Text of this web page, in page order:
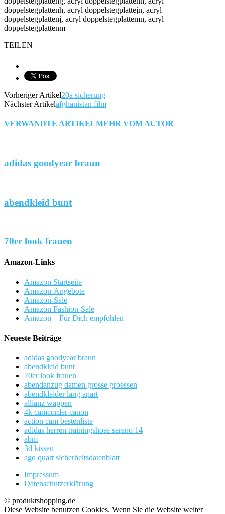
TEILEN
Vorheriger Artikel20a sicherung
Nächster Artikelafghanistan film
VERWANDTE ARTIKELMEHR VOM AUTOR
adidas goodyear braun
abendkleid bunt
70er look frauen
Amazon-Links
Amazon Startseite
Amazon-Angebote
Amazon-Sale
Amazon Fashion-Sale
Amazon – Für Dich empfohlen
Neueste Beiträge
adidas goodyear braun
abendkleid bunt
70er look frauen
abendanzug damen grosse groessen
abendkleider lang apart
allianz wappen
4k camcorder canon
action cam bestenliste
adidas herren trainingshose sereno 14
abm
3d kissen
ago quart sicherheitsdatenblatt
Impressum
Datenschutzerklärung
© produktshopping.de
Diese Website benutzen Cookies. Wenn Sie die Website weiter